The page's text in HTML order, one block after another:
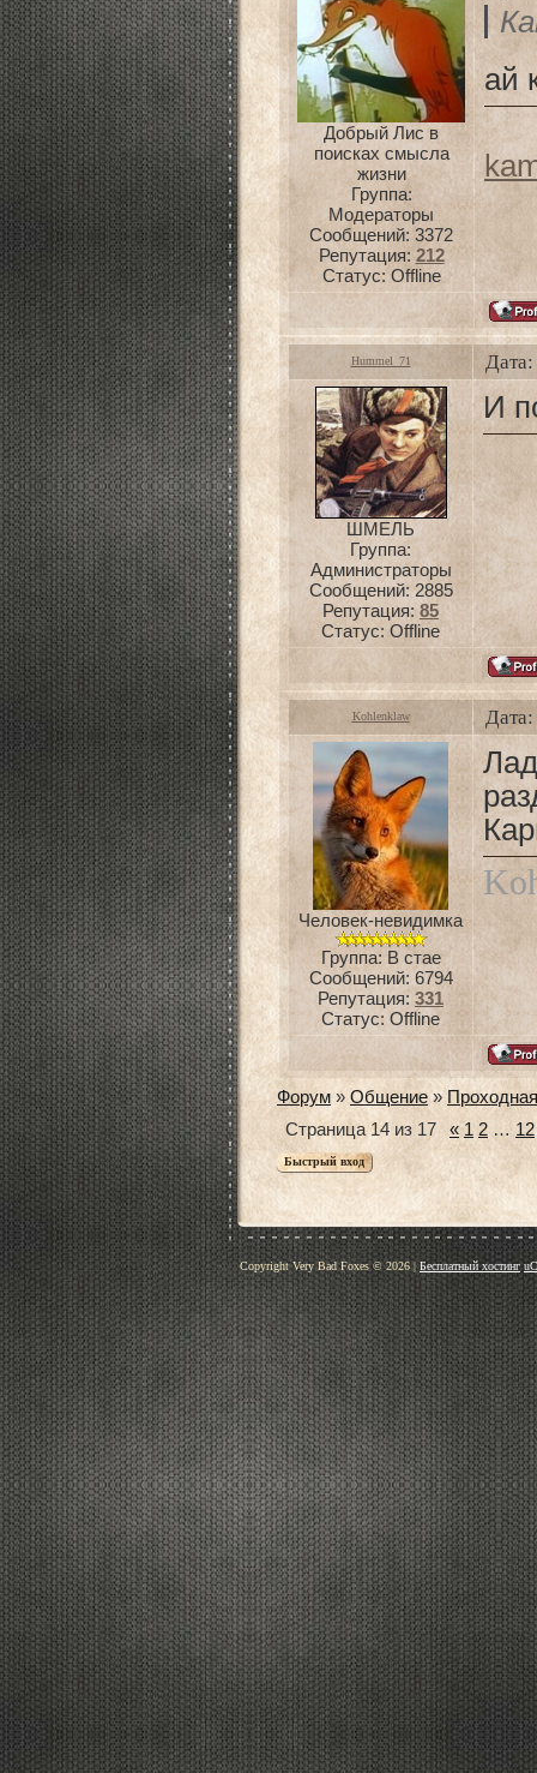
Добрый Лис в
поисках смысла
жизни
Группа:
Модераторы
Сообщений: 3372
Репутация: 212
Статус: Offline
ай
Hummel_71
ШМЕЛЬ
Группа:
Администраторы
Сообщений:2885
Репутация: 85
Статус:Offline
И
Kohlenklaw
Человек-невидимка
Группа: В стае
Сообщений: 6794
Репутация: 331
Статус: Offline
Форум » Общение » Проходная
Страница 14 из 17 « 1 2 … 12
Copyright Very Bad Foxes © 2026 | Бесплатный хостинг